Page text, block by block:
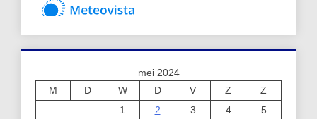
mei 2024
M
D W D V Z
Z
1
2 3 4
5